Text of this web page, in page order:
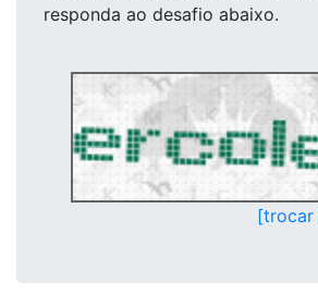
responda ao desafio abaixo.
[trocar